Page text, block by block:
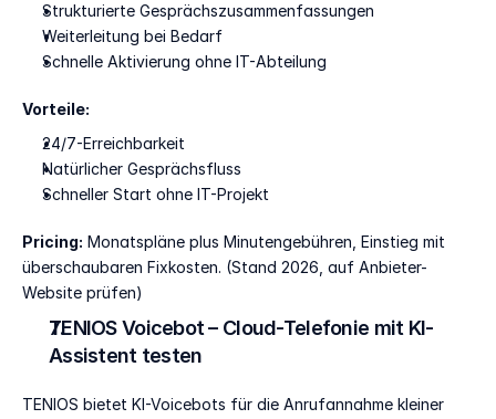
Strukturierte Gesprächszusammenfassungen
Weiterleitung bei Bedarf
Schnelle Aktivierung ohne IT-Abteilung
Vorteile:
24/7-Erreichbarkeit
Natürlicher Gesprächsfluss
Schneller Start ohne IT-Projekt
Pricing: Monatspläne plus Minutengebühren, Einstieg mit
überschaubaren Fixkosten. (Stand 2026, auf Anbieter-
Website prüfen)
TENIOS Voicebot – Cloud-Telefonie mit KI-
Assistent testen
TENIOS bietet KI-Voicebots für die Anrufannahme kleiner